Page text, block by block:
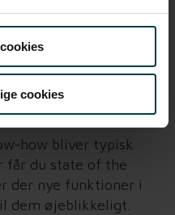
cookies
how bliver typisk
får du state of the
der nye funktioner i
dem øjeblikkeligt.